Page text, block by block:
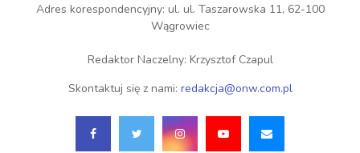
Adres korespondencyjny: ul. ul. Taszarowska 11, 62-100
Wągrowiec
Redaktor Naczelny: Krzysztof Czapul
Skontaktuj się z nami: redakcja@onw.com.pl